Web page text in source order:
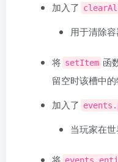
加入了
用于清除容
将 setItem 函
留空时该槽中的
加入了
当玩家在世